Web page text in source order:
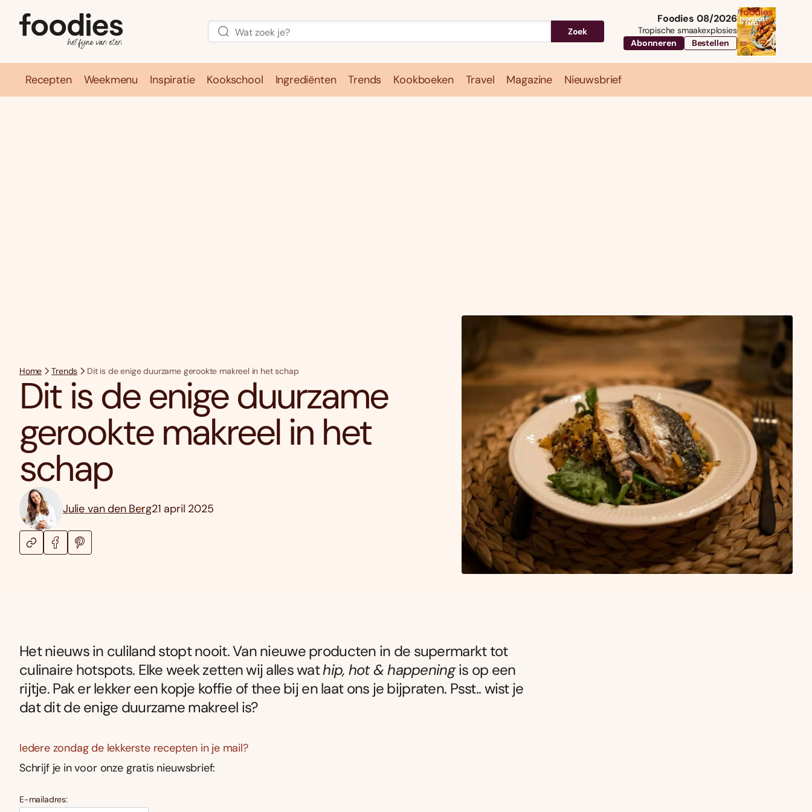
Zoek
Foodies 08/2026
Tropische smaakexplosies
Abonneren
Bestellen
Recepten Weekmenu Inspiratie Kookschool Ingrediënten Trends Kookboeken Travel Magazine Nieuwsbrief
Home Trends Dit is de enige duurzame gerookte makreel in het schap
Dit is de enige duurzame
gerookte makreel in het
schap
Julie van den Berg21 april 2025
Het nieuws in culiland stopt nooit. Van nieuwe producten in de supermarkt tot
culinaire hotspots. Elke week zetten wij alles wathip, hot & happeningis op een
rijtje. Pak er lekker een kopje koffie of thee bij en laat ons je bijpraten. Psst.. wist je
dat dit de enige duurzame makreel is?
Iedere zondag de lekkerste recepten in je mail?
Schrijf je in voor onze gratis nieuwsbrief:
E-mailadres: